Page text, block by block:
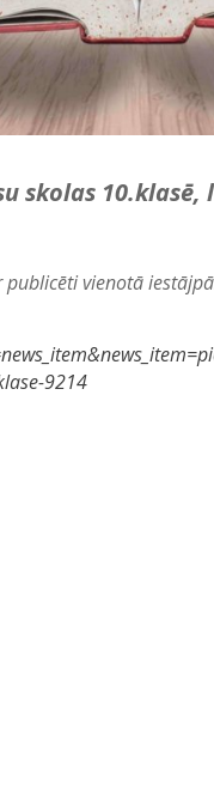
skolas
publicēti vienotā
9214